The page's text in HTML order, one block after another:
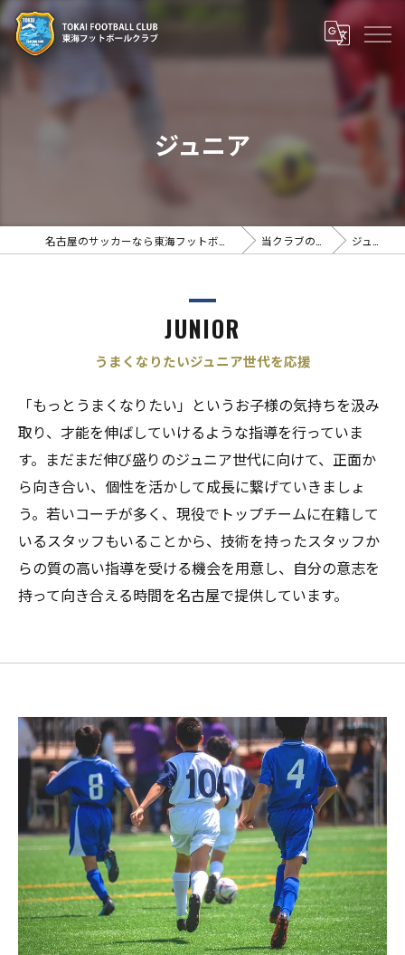
ジュニア
当クラブの特徴 ジュニア
うまくなりたいジュニア世代を応援
JUNIOR
「もっとうまくなりたい」というお子様の気持ちを汲み
取り、才能を伸ばしていけるような指導を行っていま
す。まだまだ伸び盛りのジュニア世代に向けて、正面か
ら向き合い、個性を活かして成長に繋げていきましょ
う。若いコーチが多く、現役でトップチームに在籍して
いるスタッフもいることから、技術を持ったスタッフか
らの質の高い指導を受ける機会を用意し、自分の意志を
持って向き合える時間を名古屋で提供しています。